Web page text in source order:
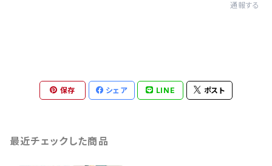
通報する
保存 シェア LINE ポスト
最近チェックした商品